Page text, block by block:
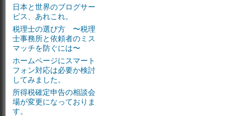
日本と世界のブログサー
ビス、あれこれ。
税理士の選び方 〜税理
士事務所と依頼者のミス
マッチを防ぐには〜
ホームページにスマート
フォン対応は必要か検討
してみました。
所得税確定申告の相談会
場が変更になっておりま
す。